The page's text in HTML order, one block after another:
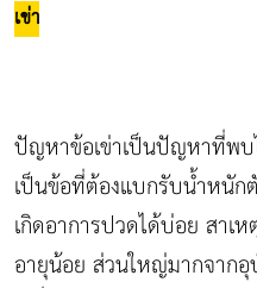
เข่า
ปัญหาข้อเข่าเป็นปัญหาที่พ
เป็นข้อที่ต้องแบกรับน้ำหนัก
เกิดอาการปวดได้บ่อย สาเ
อายุน้อย ส่วนใหญ่มากจากอุ